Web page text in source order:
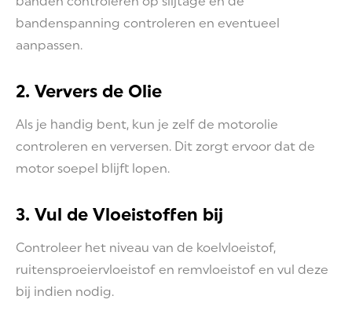
bandenspanning controleren en eventueel
aanpassen.
2. Ververs de Olie
Als je handig bent, kun je zelf de motorolie
controleren en verversen. Dit zorgt ervoor dat de
motor soepel blijft lopen.
3. Vul de Vloeistoffen bij
Controleer het niveau van de koelvloeistof,
ruitensproeiervloeistof en remvloeistof en vul deze
bij indien nodig.